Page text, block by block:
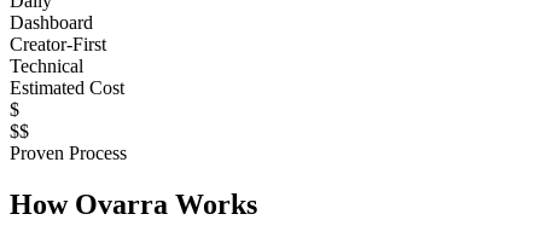
Dashboard
Creator-First
Technical
Estimated Cost
$
$$
Proven Process
How Ovarra Works